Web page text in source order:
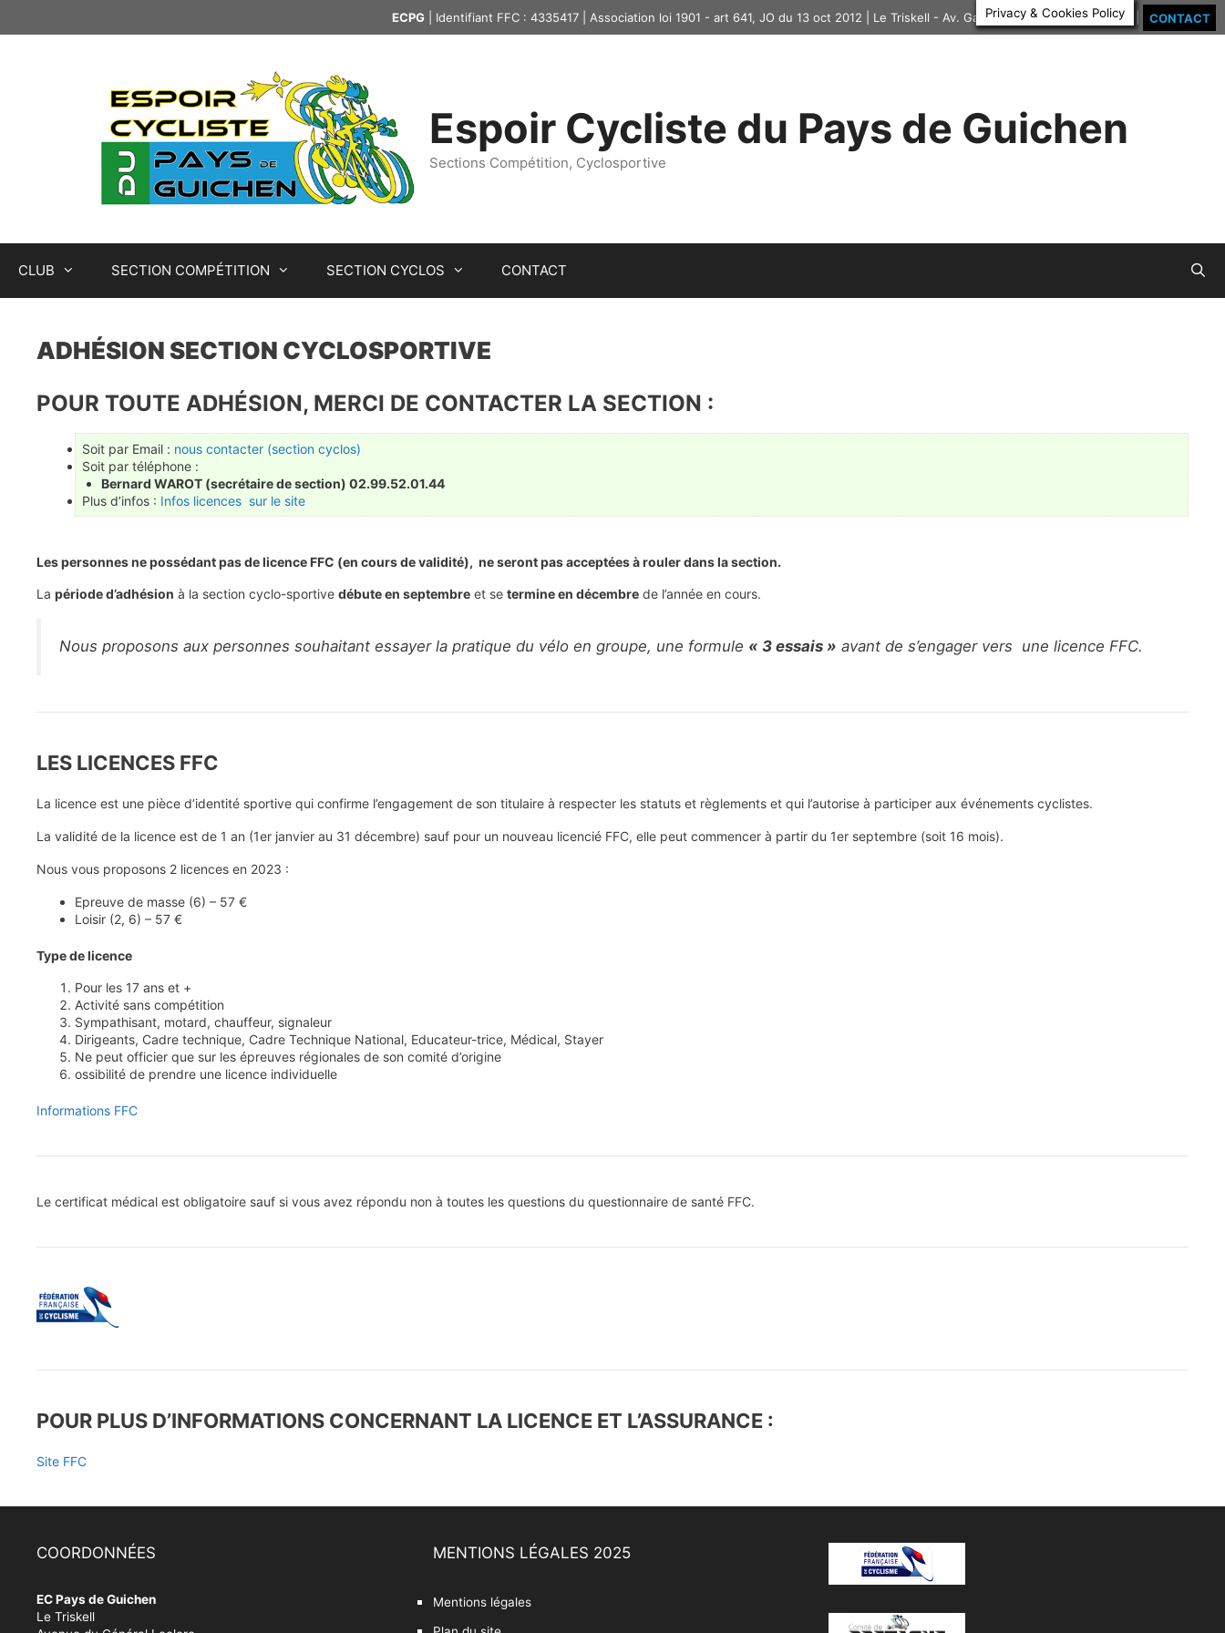
ECPG | Identifiant FFC : 4335417 | Association loi 1901 - art 641, JO du 13 oct 2012 | Le Triskell - Av. Gal Leclerc | 35580 GUICHEN | CONTACT
Espoir Cycliste du Pays de Guichen
Sections Compétition, Cyclosportive
CLUB SECTION COMPÉTITION SECTION CYCLOS CONTACT
ADHÉSION SECTION CYCLOSPORTIVE
POUR TOUTE ADHÉSION, MERCI DE CONTACTER LA SECTION :
Soit par Email : nous contacter (section cyclos)
Soit par téléphone :
Bernard WAROT (secrétaire de section) 02.99.52.01.44
Plus d’infos : Infos licences sur le site
Les personnes ne possédant pas de licence FFC (en cours de validité), ne seront pas acceptées à rouler dans la section.
La période d’adhésion à la section cyclo-sportive débute en septembre et se termine en décembre de l’année en cours.
Nous proposons aux personnes souhaitant essayer la pratique du vélo en groupe, une formule « 3 essais » avant de s’engager vers une licence FFC.
LES LICENCES FFC
La licence est une pièce d’identité sportive qui confirme l’engagement de son titulaire à respecter les statuts et règlements et qui l’autorise à participer aux événements cyclistes.
La validité de la licence est de 1 an (1er janvier au 31 décembre) sauf pour un nouveau licencié FFC, elle peut commencer à partir du 1er septembre (soit 16 mois).
Nous vous proposons 2 licences en 2023 :
Epreuve de masse (6) – 57 €
Loisir (2, 6) – 57 €
Type de licence
Pour les 17 ans et +
Activité sans compétition
Sympathisant, motard, chauffeur, signaleur
Dirigeants, Cadre technique, Cadre Technique National, Educateur-trice, Médical, Stayer
Ne peut officier que sur les épreuves régionales de son comité d’origine
ossibilité de prendre une licence individuelle
Informations FFC
Le certificat médical est obligatoire sauf si vous avez répondu non à toutes les questions du questionnaire de santé FFC.
POUR PLUS D’INFORMATIONS CONCERNANT LA LICENCE ET L’ASSURANCE :
Site FFC
COORDONNÉES
EC Pays de Guichen
Le Triskell
MENTIONS LÉGALES 2025
Mentions légales
Privacy & Cookies Policy